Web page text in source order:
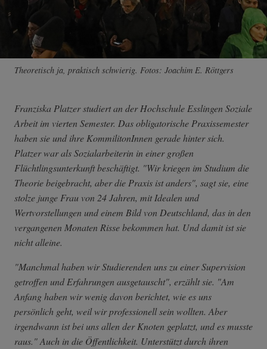
Theoretisch ja, praktisch schwierig. Fotos: Joachim E. Röttgers
Franziska Platzer studiert an der Hochschule Esslingen Soziale
Arbeit im vierten Semester. Das obligatorische Praxissemester
haben sie und ihre KommilitonInnen gerade hinter sich.
Platzer war als Sozialarbeiterin in einer großen
Flüchtlingsunterkunft beschäftigt. "Wir kriegen im Studium die
Theorie beigebracht, aber die Praxis ist anders", sagt sie, eine
stolze junge Frau von 24 Jahren, mit Idealen und
Wertvorstellungen und einem Bild von Deutschland, das in den
vergangenen Monaten Risse bekommen hat. Und damit ist sie
nicht alleine.
"Manchmal haben wir Studierenden uns zu einer Supervision
getroffen und Erfahrungen ausgetauscht", erzählt sie. "Am
Anfang haben wir wenig davon berichtet, wie es uns
persönlich geht, weil wir professionell sein wollten. Aber
irgendwann ist bei uns allen der Knoten geplatzt, und es musste
raus." Auch in die Öffentlichkeit. Unterstützt durch ihren